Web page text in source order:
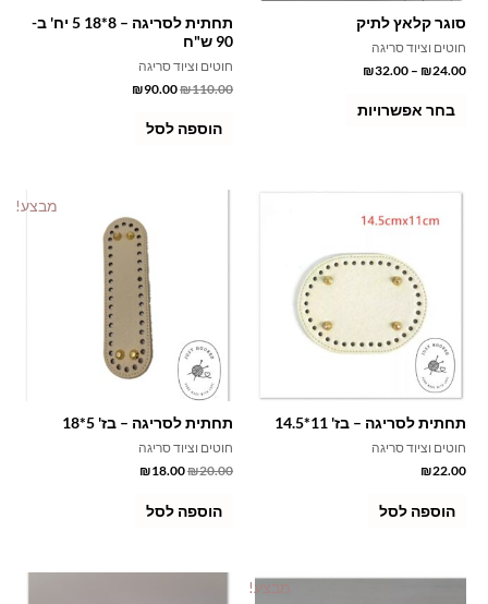
font_download סמן קישורים
סוגר קלאץ לתיק
חוטים וציוד סריגה
₪24.00
–
₪32.00
בחר אפשרויות
תחתית לסריגה – 8*18 5 יח' ב-
90 ש"ח
חוטים וציוד סריגה
₪110.00
₪90.00
הוספה לסל
תחתית לסריגה – בז' 11*14.5
חוטים וציוד סריגה
₪22.00
הוספה לסל
מבצע!
תחתית לסריגה – בז' 5*18
חוטים וציוד סריגה
₪20.00
₪18.00
הוספה לסל
מבצע!